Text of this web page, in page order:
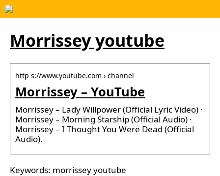
Morrissey youtube
http s://www.youtube.com › channel
Morrissey – YouTube
Morrissey – Lady Willpower (Official Lyric Video) ·
Morrissey – Morning Starship (Official Audio) ·
Morrissey – I Thought You Were Dead (Official
Audio).
Keywords: morrissey youtube